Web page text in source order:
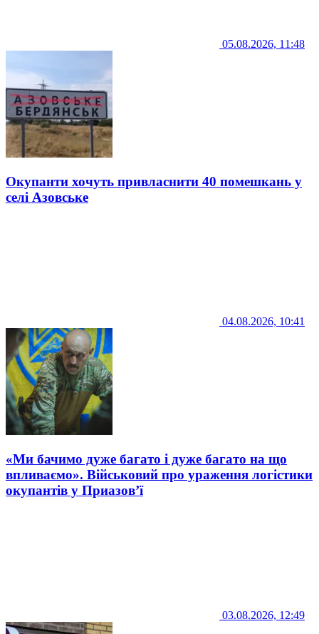
05.08.2026, 11:48
Окупанти хочуть привласнити 40 помешкань у
селі Азовське
04.08.2026, 10:41
«Ми бачимо дуже багато і дуже багато на що
впливаємо». Військовий про ураження логістики
окупантів у Приазов’ї
03.08.2026, 12:49